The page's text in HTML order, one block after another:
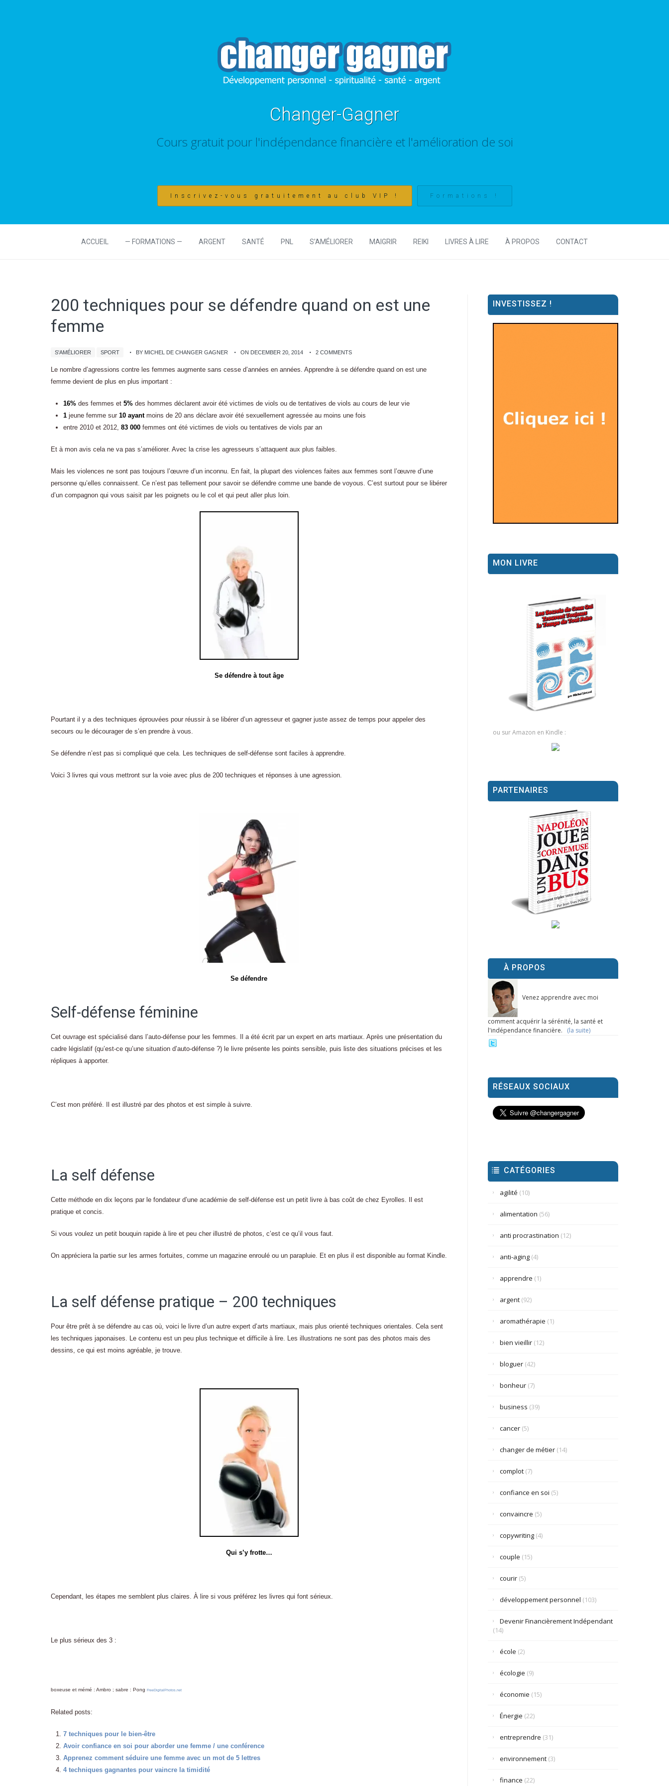
Changer-Gagner
Cours gratuit pour l'indépendance financière et l'amélioration de soi
Inscrivez-vous gratuitement au club VIP ! Formations !
ACCUEIL — FORMATIONS — ARGENT SANTÉ PNL S’AMÉLIORER MAIGRIR REIKI LIVRES À LIRE À PROPOS CONTACT
200 techniques pour se défendre quand on est une
femme
S'AMÉLIORER SPORT BY MICHEL DE CHANGER GAGNER ON DECEMBER 20, 2014 2 COMMENTS
Le nombre d’agressions contre les femmes augmente sans cesse d’années en années. Apprendre à se défendre quand on est une
femme devient de plus en plus important :
16% des femmes et 5% des hommes déclarent avoir été victimes de viols ou de tentatives de viols au cours de leur vie
1 jeune femme sur 10 ayant moins de 20 ans déclare avoir été sexuellement agressée au moins une fois
entre 2010 et 2012, 83 000 femmes ont été victimes de viols ou tentatives de viols par an
Et à mon avis cela ne va pas s’améliorer. Avec la crise les agresseurs s’attaquent aux plus faibles.
Mais les violences ne sont pas toujours l’œuvre d’un inconnu. En fait, la plupart des violences faites aux femmes sont l’œuvre d’une
personne qu’elles connaissent. Ce n’est pas tellement pour savoir se défendre comme une bande de voyous. C’est surtout pour se libérer
d’un compagnon qui vous saisit par les poignets ou le col et qui peut aller plus loin.
Se défendre à tout âge
Pourtant il y a des techniques éprouvées pour réussir à se libérer d’un agresseur et gagner juste assez de temps pour appeler des
secours ou le décourager de s’en prendre à vous.
Se défendre n’est pas si compliqué que cela. Les techniques de self-défense sont faciles à apprendre.
Voici 3 livres qui vous mettront sur la voie avec plus de 200 techniques et réponses à une agression.
Se défendre
Self-défense féminine
Cet ouvrage est spécialisé dans l’auto-défense pour les femmes. Il a été écrit par un expert en arts martiaux. Après une présentation du
cadre législatif (qu’est-ce qu’une situation d’auto-défense ?) le livre présente les points sensible, puis liste des situations précises et les
répliques à apporter.
C’est mon préféré. Il est illustré par des photos et est simple à suivre.
La self défense
Cette méthode en dix leçons par le fondateur d’une académie de self-défense est un petit livre à bas coût de chez Eyrolles. Il est
pratique et concis.
Si vous voulez un petit bouquin rapide à lire et peu cher illustré de photos, c’est ce qu’il vous faut.
On appréciera la partie sur les armes fortuites, comme un magazine enroulé ou un parapluie. Et en plus il est disponible au format Kindle.
La self défense pratique – 200 techniques
Pour être prêt à se défendre au cas où, voici le livre d’un autre expert d’arts martiaux, mais plus orienté techniques orientales. Cela sent
les techniques japonaises. Le contenu est un peu plus technique et difficile à lire. Les illustrations ne sont pas des photos mais des
dessins, ce qui est moins agréable, je trouve.
Qui s’y frotte…
Cependant, les étapes me semblent plus claires. À lire si vous préférez les livres qui font sérieux.
Le plus sérieux des 3 :
boxeuse et mémé : Ambro ; sabre : Pong FreeDigitalPhotos.net
Related posts:
7 techniques pour le bien-être
Avoir confiance en soi pour aborder une femme / une conférence
Apprenez comment séduire une femme avec un mot de 5 lettres
4 techniques gagnantes pour vaincre la timidité
INVESTISSEZ !
MON LIVRE
ou sur Amazon en Kindle :
PARTENAIRES
À PROPOS
Venez apprendre avec moi
comment acquérir la sérénité, la santé et
l'indépendance financière. (la suite)
RÉSEAUX SOCIAUX
CATÉGORIES
agilité (10)
alimentation (56)
anti procrastination (12)
anti-aging(4)
apprendre (1)
argent(92)
aromathérapie (1)
bien vieillir(12)
bloguer(42)
bonheur(7)
business (39)
cancer(5)
changer de métier(14)
complot(7)
confiance en soi (5)
convaincre (5)
copywriting(4)
couple (15)
courir(5)
développement personnel (103)
Devenir Financièrement Indépendant
(14)
école (2)
écologie (9)
économie (15)
Énergie (22)
entreprendre (31)
environnement(3)
finance (22)